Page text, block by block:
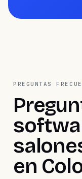
PREGUNTAS
en